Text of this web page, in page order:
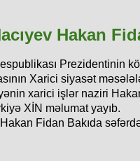
Hakan
Prezidentinin
Xarici siyasət
xarici işlər naziri
XİN məlumat yayıb.
Fidan Bakıda